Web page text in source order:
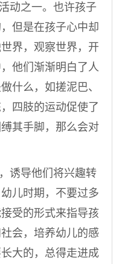
动之一。也许孩子
但是在孩子心中却
界，观察世界，开
他们渐渐明白了人
什么，如搓泥巴、
四肢的运动促使了
其手脚，那么会对
诱导他们将兴趣转
儿时期，不要过多
受的形式来指导孩
会，培养幼儿的感
大的，总得走进成